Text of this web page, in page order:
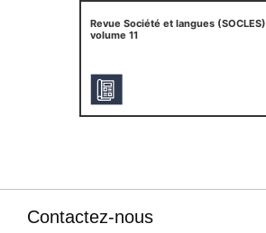
Revue Société et langues (SOCLES)
volume 11
Contactez-nous